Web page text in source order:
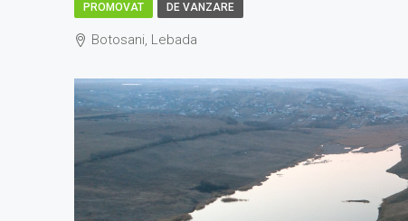
PROMOVAT DE VANZARE
Botosani, Lebada